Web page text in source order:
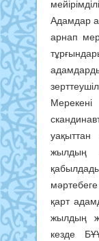
Адамдар
арнап
жылдың
қарт
жылдың
кезде